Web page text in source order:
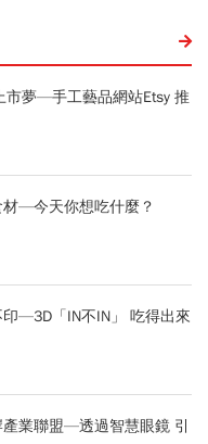
市夢—手工藝品網站Etsy 推
—今天你想吃什麼？
—3D「IN不IN」 吃得出來
業聯盟—透過智慧眼鏡 引